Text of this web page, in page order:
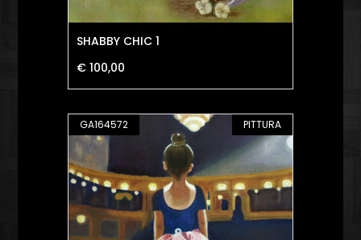
SHABBY CHIC 1
€ 100,00
GA164572 PITTURA